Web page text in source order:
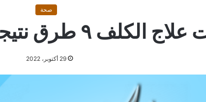
صحة
٩ طرق نتيجتها بعد أول استخدام
29 أكتوبر، 2022